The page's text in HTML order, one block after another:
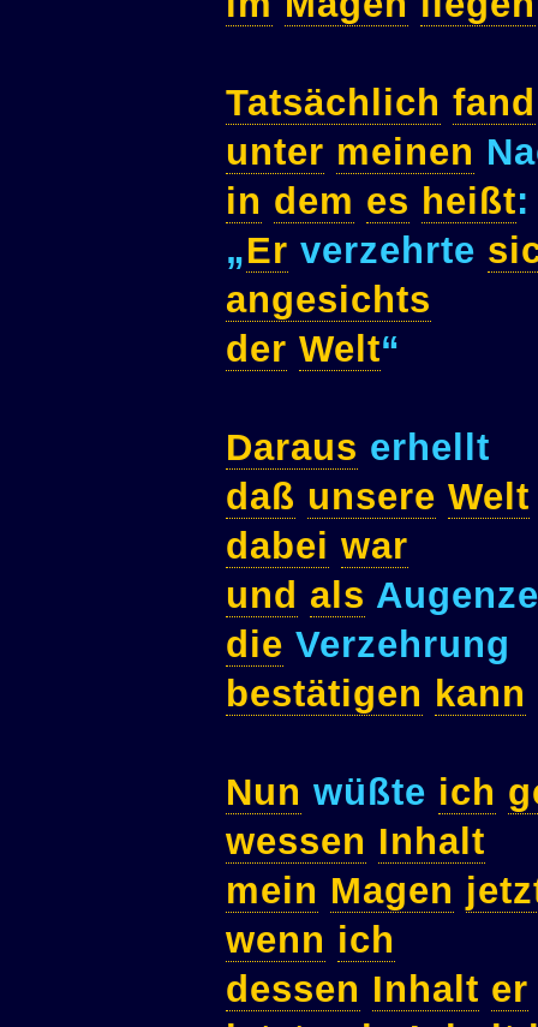
Tatsächlich fand
unter meinen
in dem es heißt:
„Er verzehrte
angesichts
der Welt“
Daraus erhellt
daß unsere Welt
dabei war
und als
die Verzehrung
bestätigen kann
Nun wüßte ich
wessen Inhalt
mein Magen
wenn ich
dessen Inhalt er